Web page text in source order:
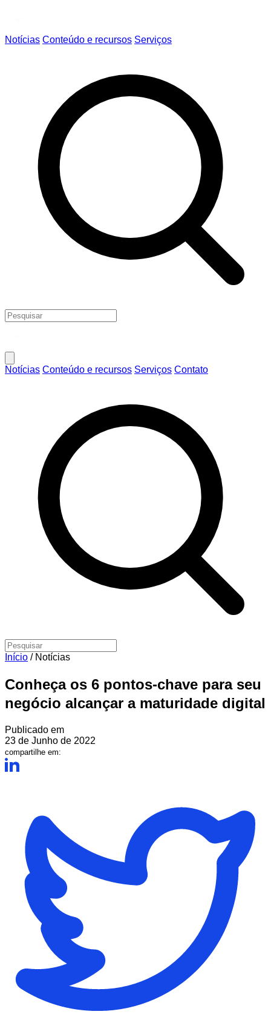
Notícias Conteúdo e recursos Serviços
Notícias Conteúdo e recursos Serviços Contato
Início / Notícias
Conheça os 6 pontos-chave para seu
negócio alcançar a maturidade digital
Publicado em
23 de Junho de 2022
compartilhe em: